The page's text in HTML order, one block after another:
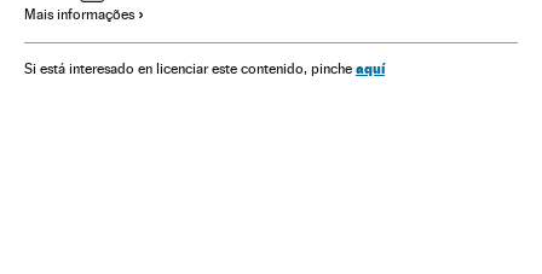
Seleção Futebol Alemanha
Mais informações
Si está interesado en licenciar este contenido, pinche aquí